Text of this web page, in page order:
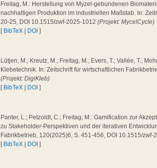
Freitag, M.: Herstellung von Myzel-gebundenen
nachhaltigen Produktion im industriellen Maßstab. In:
20-25, DOI 10.1515/zwf-2025-1012(Projekt: MycelCycle)
[ BibTeX DOI ]
Lütjen, M.; Kreutz, M.; Freitag, M.; Evers, T.; Vallée, T.;
Klebetechnik. In: Zeitschrift für wirtschaftlichen
(Projekt: DigiKleb)
[ BibTeX DOI ]
Panter, L.; Petzoldt, C.; Freitag, M.: Gamification zur
zu Stakeholder-Perspektiven und der iterativen
Fabrikbetrieb, 120(2025)6, S. 451-456, DOI 10.1515/
[ BibTeX DOI ]